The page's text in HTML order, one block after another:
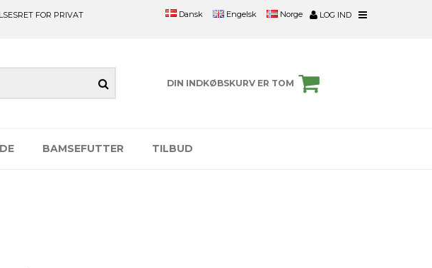
FOR PRIVAT
Dansk Engelsk Norge LOG IND
DIN INDKØBSKURV ER TOM
BAMSEFUTTER TILBUD